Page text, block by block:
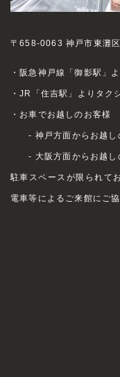
〒658-0063 神戸市東灘
・阪急神戸線「御影駅」
・JR「住吉駅」よりタク
・お車でお越しのお客様
- 神戸方面からお越し
- 大阪方面からお越し
駐車スペースが限られて
電車等によるご来館にご